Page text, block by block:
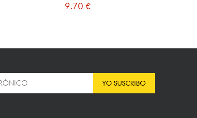
9.70 €
YO SUSCRIBO